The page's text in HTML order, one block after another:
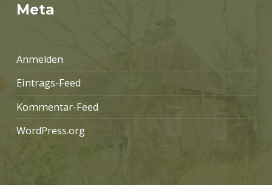
Meta
Anmelden
Eintrags-Feed
Kommentar-Feed
WordPress.org